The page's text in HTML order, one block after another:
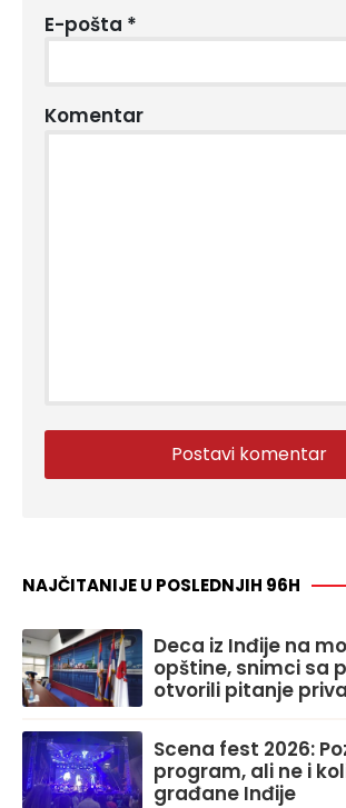
E-pošta *
Komentar
NAJČITANIJE U POSLEDNJIH 96H
Deca iz Inđije na
opštine, snimci sa
otvorili pitanje
Scena fest 2026:
program, ali ne i
građane Inđije